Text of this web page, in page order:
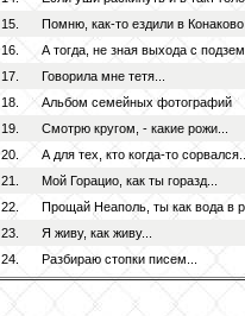
15.
Помню, как-то ездили в
16.
А тогда, не зная выхода с
17.
Говорила мне тетя...
18.
Альбом семейных фотографий
19.
Смотрю кругом, - какие рожи...
20.
А для тех, кто когда-то
21.
Мой Горацио, как ты горазд...
22.
Прощай Неаполь, ты как вода в
23.
Я живу, как живу...
24.
Разбираю стопки писем...